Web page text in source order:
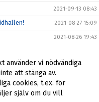
2021-09-13 08:43
2021-08-27 15:09
2021-08-26 19:43
2021-06-16 16:53
2021-06-08 08:21
använder vi nödvändiga
att stänga av.
cookies, t.ex. för
själv om du vill